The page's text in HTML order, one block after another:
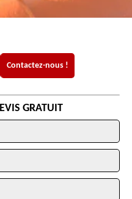
Contactez-nous !
GRATUIT